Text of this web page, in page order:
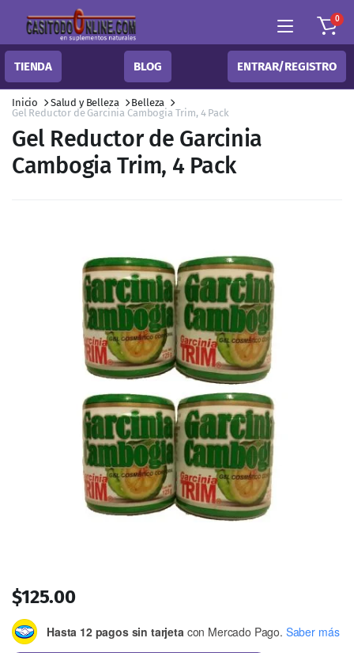
0
TIENDA BLOG ENTRAR/REGISTRO
Inicio Salud y Belleza
Belleza
Gel Reductor de Garcinia Cambogia Trim, 4 Pack
Gel Reductor de Garcinia
Cambogia Trim, 4 Pack
$125.00
Hasta 12 pagos sin tarjeta con Mercado Pago. Saber más